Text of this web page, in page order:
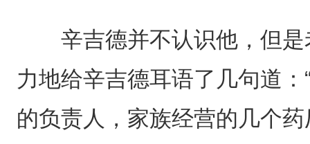
辛吉德并不认识他，但是
力地给辛吉德耳语了几句道
的负责人，家族经营的几个